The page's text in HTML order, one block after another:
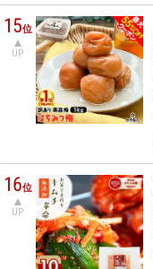
15位
UP
16位
UP